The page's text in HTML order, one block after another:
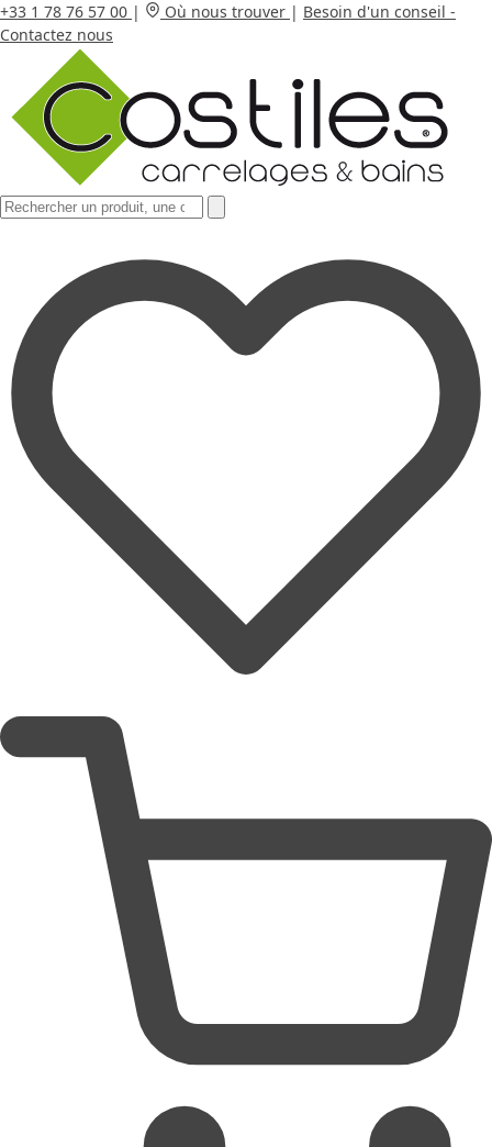
+33 1 78 76 57 00 | Où nous trouver | Besoin d'un conseil -
Contactez nous